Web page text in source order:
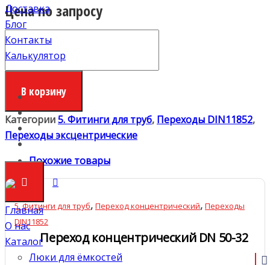
Доставка
Блог
Контакты
Калькулятор
Главная
О нас
Каталог
Люки для ёмкостей
Цена по запросу
Количество
Переход
эксцентрический
20-
10
В корзину
Категории5. Фитинги для труб, Переходы DIN11852,
Переходы эксцентрические
Похожие товары
5. Фитинги для труб, Переход концентрический, Переходы
DIN11852
Переход концентрический DN 50-32